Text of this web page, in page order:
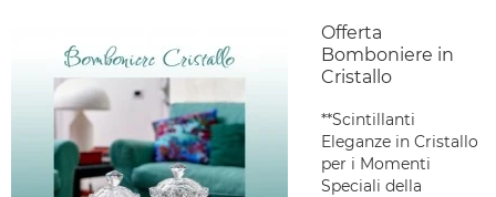
Offerta
Bomboniere in
Cristallo
**Scintillanti
Eleganze in Cristallo
per i Momenti
Speciali della